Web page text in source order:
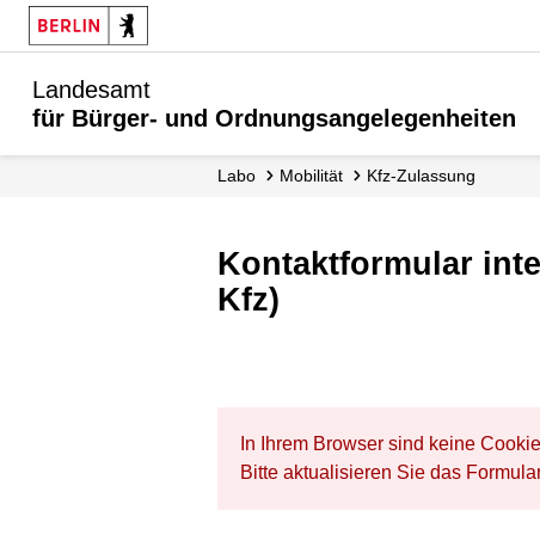
Landesamt
für Bürger- und Ordnungsangelegenheiten
Labo Mobilität Kfz-Zulassung
Kontaktformular
Kfz)
In Ihrem Browser sind keine
Bitte aktualisieren Sie das